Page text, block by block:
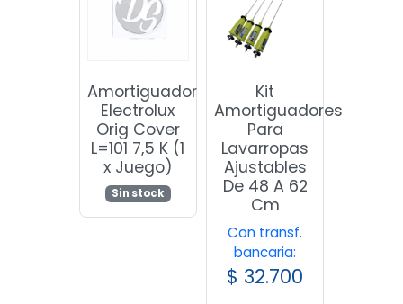
Amortiguador
Electrolux
Orig Cover
L=101 7,5 K (1
x Juego)
Sin stock
Kit
Amortiguadores
Para
Lavarropas
Ajustables
De 48 A 62
Cm
Con transf.
bancaria:
$ 32.700